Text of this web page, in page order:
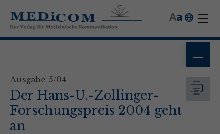
a
A
Ausgabe 5/04
Der Hans-U.-Zollinger-
Forschungspreis 2004 geht
an